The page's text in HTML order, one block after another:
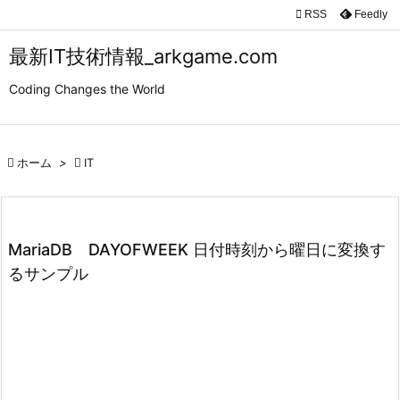
最新IT技術情報_arkgame.com
Coding Changes the World


検索
 RSS Feedly
 ホーム >  IT
MariaDB DAYOFWEEK 日付時刻から曜日に変換す
るサンプル